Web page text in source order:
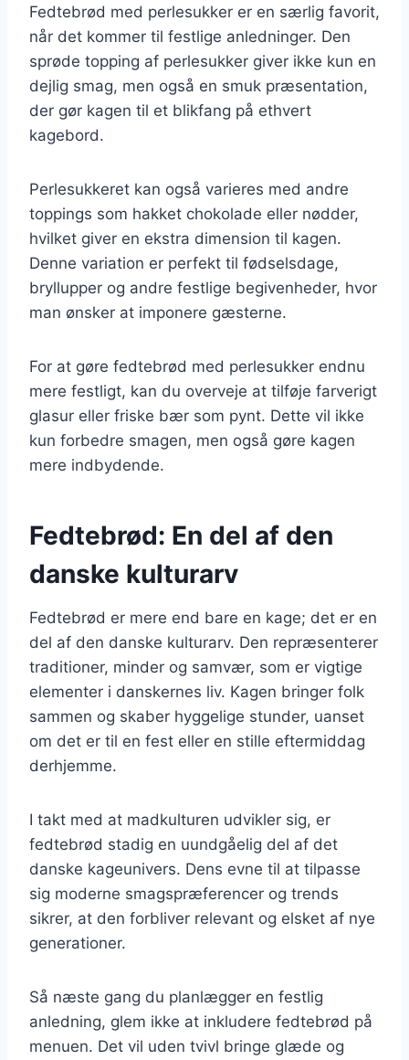
Fedtebrød med perlesukker er en særlig favorit,
når det kommer til festlige anledninger. Den
sprøde topping af perlesukker giver ikke kun en
dejlig smag, men også en smuk præsentation,
der gør kagen til et blikfang på ethvert
kagebord.
Perlesukkeret kan også varieres med andre
toppings som hakket chokolade eller nødder,
hvilket giver en ekstra dimension til kagen.
Denne variation er perfekt til fødselsdage,
bryllupper og andre festlige begivenheder, hvor
man ønsker at imponere gæsterne.
For at gøre fedtebrød med perlesukker endnu
mere festligt, kan du overveje at tilføje farverigt
glasur eller friske bær som pynt. Dette vil ikke
kun forbedre smagen, men også gøre kagen
mere indbydende.
Fedtebrød: En del af den
danske kulturarv
Fedtebrød er mere end bare en kage; det er en
del af den danske kulturarv. Den repræsenterer
traditioner, minder og samvær, som er vigtige
elementer i danskernes liv. Kagen bringer folk
sammen og skaber hyggelige stunder, uanset
om det er til en fest eller en stille eftermiddag
derhjemme.
I takt med at madkulturen udvikler sig, er
fedtebrød stadig en uundgåelig del af det
danske kageunivers. Dens evne til at tilpasse
sig moderne smagspræferencer og trends
sikrer, at den forbliver relevant og elsket af nye
generationer.
Så næste gang du planlægger en festlig
anledning, glem ikke at inkludere fedtebrød på
menuen. Det vil uden tvivl bringe glæde og